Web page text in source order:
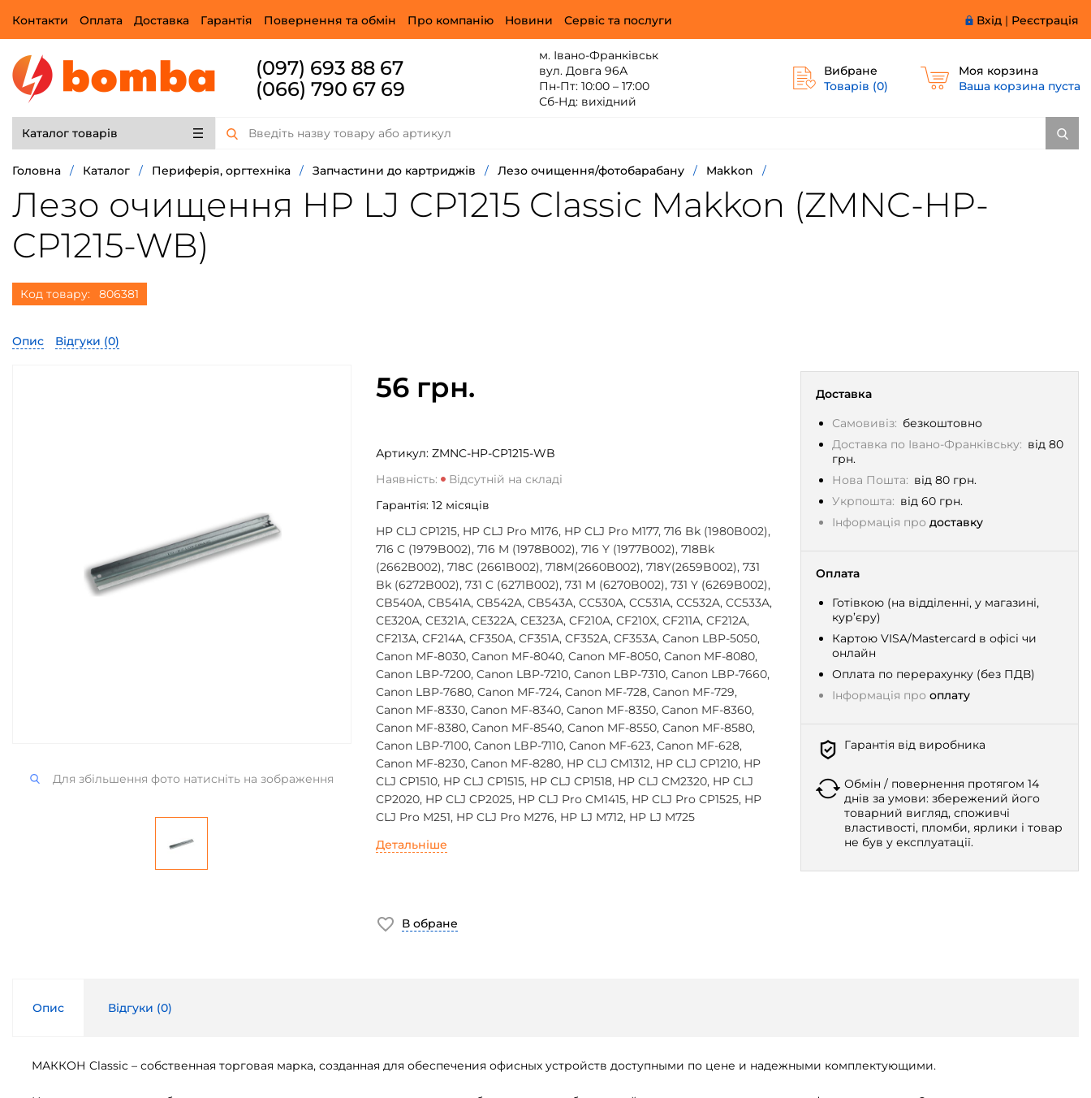
Вхід | Реєстрація
Контакти Оплата Доставка Гарантія Повернення та обмін Про компанію Новини Сервіс та послуги
(097) 693 88 67
(066) 790 67 69
м. Івано-Франківськ
вул. Довга 96А
Пн-Пт: 10:00 – 17:00
Сб-Нд: вихідний
Вибране
Товарів (0)
Моя корзина
Ваша корзина пуста
Каталог товарів
Головна / Каталог / Периферія, оргтехніка / Запчастини до картриджів / Лезо очищення/фотобарабану / Makkon /
Лезо очищення HP LJ CP1215 Classic Makkon (ZMNC-HP-
CP1215-WB)
Код товару: 806381
Опис Відгуки (0)
Для збільшення фото натисніть на зображення
56 грн.
Доставка
Самовивіз: безкоштовно
Доставка по Івано-Франківську: від 80
грн.
Нова Пошта: від 80 грн.
Укрпошта: від 60 грн.
Інформація про доставку
Оплата
Готівкою (на відділенні, у магазині,
кур’єру)
Картою VISA/Mastercard в офісі чи
онлайн
Оплата по перерахунку (без ПДВ)
Інформація про оплату
Гарантія від виробника
Обмін / повернення протягом 14
днів за умови: збережений його
товарний вигляд, споживчі
властивості, пломби, ярлики і товар
не був у експлуатації.
Артикул: ZMNC-HP-CP1215-WB
Наявність:
Відсутній на складі
Гарантія: 12 місяців
HP CLJ CP1215, HP CLJ Pro M176, HP CLJ Pro M177, 716 Bk (1980B002),
716 C (1979B002), 716 M (1978B002), 716 Y (1977B002), 718Bk
(2662B002), 718C (2661B002), 718M(2660B002), 718Y(2659B002), 731
Bk (6272B002), 731 C (6271B002), 731 M (6270B002), 731 Y (6269B002),
CB540A, CB541A, CB542A, CB543A, CC530A, CC531A, CC532A, CC533A,
CE320A, CE321A, CE322A, CE323A, CF210A, CF210X, CF211A, CF212A,
CF213A, CF214A, CF350A, CF351A, CF352A, CF353A, Canon LBP-5050,
Canon MF-8030, Canon MF-8040, Canon MF-8050, Canon MF-8080,
Canon LBP-7200, Canon LBP-7210, Canon LBP-7310, Canon LBP-7660,
Canon LBP-7680, Canon MF-724, Canon MF-728, Canon MF-729,
Canon MF-8330, Canon MF-8340, Canon MF-8350, Canon MF-8360,
Canon MF-8380, Canon MF-8540, Canon MF-8550, Canon MF-8580,
Canon LBP-7100, Canon LBP-7110, Canon MF-623, Canon MF-628,
Canon MF-8230, Canon MF-8280, HP CLJ CM1312, HP CLJ CP1210, HP
CLJ CP1510, HP CLJ CP1515, HP CLJ CP1518, HP CLJ CM2320, HP CLJ
CP2020, HP CLJ CP2025, HP CLJ Pro CM1415, HP CLJ Pro CP1525, HP
CLJ Pro M251, HP CLJ Pro M276, HP LJ M712, HP LJ M725
Детальніше
В обране
Опис Відгуки (0)
МАККОН Classic – собственная торговая марка, созданная для обеспечения офисных устройств доступными по цене и надежными комплектующими.